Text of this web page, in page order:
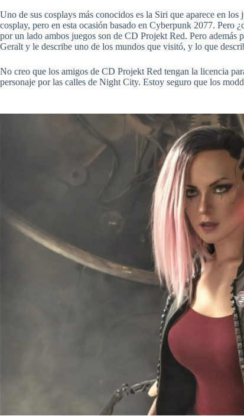
Uno de sus cosplays más conocidos es la Siri que aparece en
cosplay, pero en esta ocasión basado en Cyberpunk 2077. Pero
por un lado ambos juegos son de CD Projekt Red. Pero
Geralt y le describe uno de los mundos que visitó, y lo que
No creo que los amigos de CD Projekt Red tengan la licencia
personaje por las calles de Night City. Estoy seguro que los